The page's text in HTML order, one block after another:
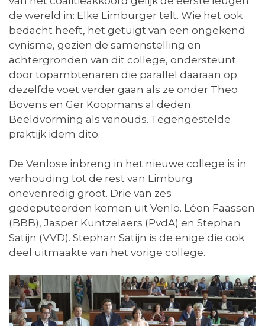
de wereld in: Elke Limburger telt. Wie het ook
bedacht heeft, het getuigt van een ongekend
cynisme, gezien de samenstelling en
achtergronden van dit college, ondersteunt
door topambtenaren die parallel daaraan op
dezelfde voet verder gaan als ze onder Theo
Bovens en Ger Koopmans al deden.
Beeldvorming als vanouds. Tegengestelde
praktijk idem dito.
De Venlose inbreng in het nieuwe college is in
verhouding tot de rest van Limburg
onevenredig groot. Drie van zes
gedeputeerden komen uit Venlo. Léon Faassen
(BBB), Jasper Kuntzelaers (PvdA) en Stephan
Satijn (VVD). Stephan Satijn is de enige die ook
deel uitmaakte van het vorige college.